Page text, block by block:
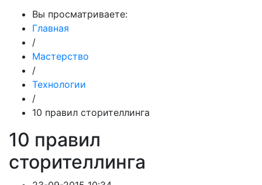
Вы просматриваете:
Главная
/
Мастерство
/
Технологии
/
10 правил сторителлинга
10 правил
сторителлинга